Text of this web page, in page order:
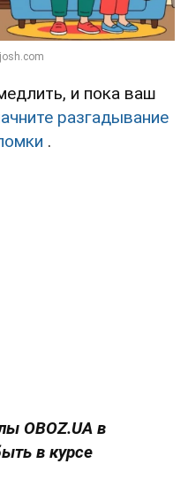
и пока ваш
разгадывание
.
OBOZ.UA в
в курсе